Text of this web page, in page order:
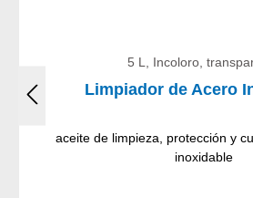
5 L, Incoloro,
Limpiador de Acero
aceite de limpieza, protección y
inoxidable